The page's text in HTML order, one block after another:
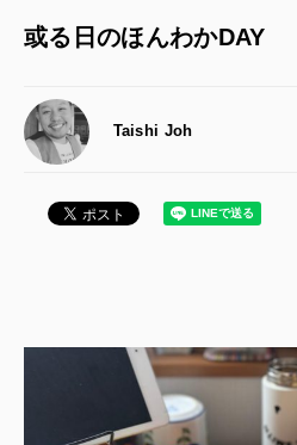
或る日のほんわかDAY
Taishi Joh